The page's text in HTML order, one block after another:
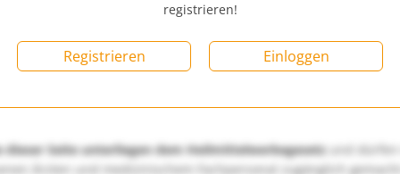
registrieren!
Registrieren Einloggen
dieser Seite unterliegen dem Heilmittelwerbegesetzund dürfen
Ärzten und medizinischem Fachpersonal zugänglich